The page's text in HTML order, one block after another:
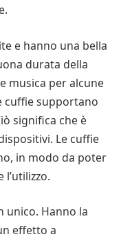
e hanno una bella
durata della
musica per alcune
cuffie supportano
significa che è
Le cuffie
in modo da poter
unico. Hanno la
effetto a